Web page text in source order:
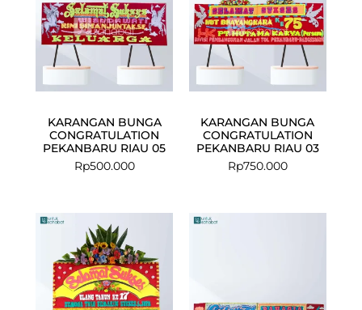
KARANGAN BUNGA
CONGRATULATION
PEKANBARU RIAU 05
Rp500.000
KARANGAN BUNGA
CONGRATULATION
PEKANBARU RIAU 03
Rp750.000